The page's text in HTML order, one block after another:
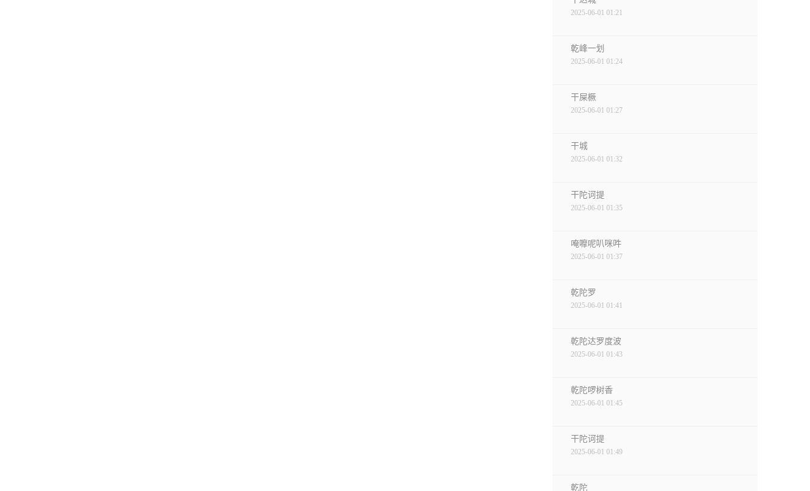
2025-06-01 01:21
乾峰一划
2025-06-01 01:24
干屎橛
2025-06-01 01:27
干城
2025-06-01 01:32
干陀诃提
2025-06-01 01:35
唵嚤呢叭咪吽
2025-06-01 01:37
乾陀罗
2025-06-01 01:41
乾陀达罗度波
2025-06-01 01:43
乾陀啰树香
2025-06-01 01:45
干陀诃提
2025-06-01 01:49
乾陀